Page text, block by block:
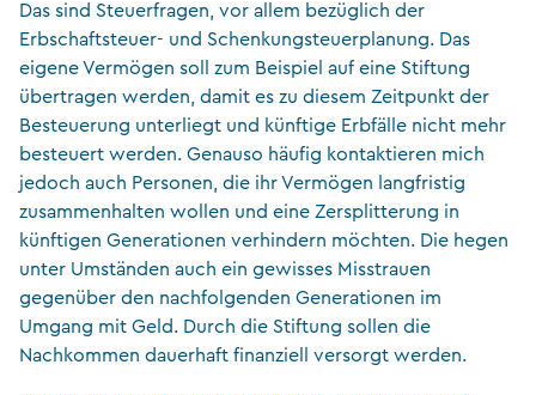
Das sind Steuerfragen, vor allem bezüglich der
Erbschaftsteuer- und Schenkungsteuerplanung. Das
eigene Vermögen soll zum Beispiel auf eine Stiftung
übertragen werden, damit es zu diesem Zeitpunkt der
Besteuerung unterliegt und künftige Erbfälle nicht mehr
besteuert werden. Genauso häufig kontaktieren mich
jedoch auch Personen, die ihr Vermögen langfristig
zusammenhalten wollen und eine Zersplitterung in
künftigen Generationen verhindern möchten. Die hegen
unter Umständen auch ein gewisses Misstrauen
gegenüber den nachfolgenden Generationen im
Umgang mit Geld. Durch die Stiftung sollen die
Nachkommen dauerhaft finanziell versorgt werden.